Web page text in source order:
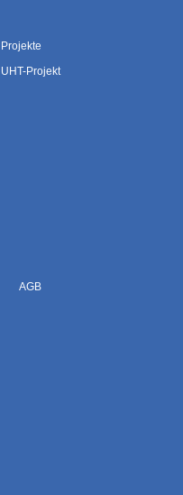
Projekte
UHT-Projekt
AGB